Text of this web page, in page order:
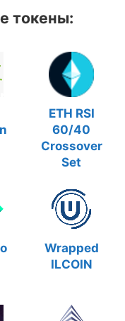
токены:
ETH RSI
60/40
Crossover
Set
Wrapped
ILCOIN